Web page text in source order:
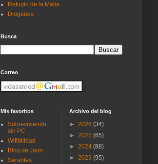
Refugio de la Mafia
Diogenes
Busca
Correo
Mis favoritos
Sobreviviendo
sin PC
Wifibilidad
Blog de Jairo
Serantes
Archivo del blog
► 2026 (34)
► 2025 (65)
► 2024 (88)
► 2023 (95)